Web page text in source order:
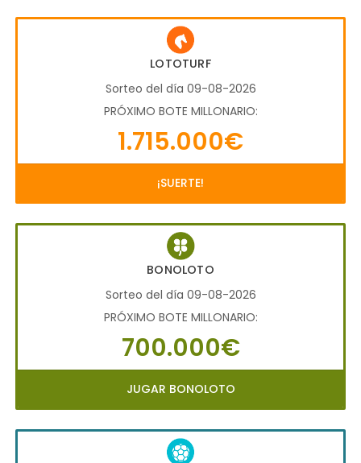
LOTOTURF
Sorteo del día 09-08-2026
PRÓXIMO BOTE MILLONARIO:
1.715.000€
¡SUERTE!
BONOLOTO
Sorteo del día 09-08-2026
PRÓXIMO BOTE MILLONARIO:
700.000€
JUGAR BONOLOTO